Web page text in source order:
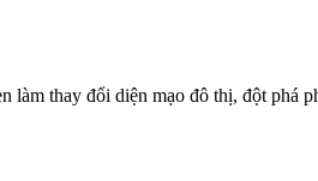
thay đổi diện mạo đô thị, đột phá